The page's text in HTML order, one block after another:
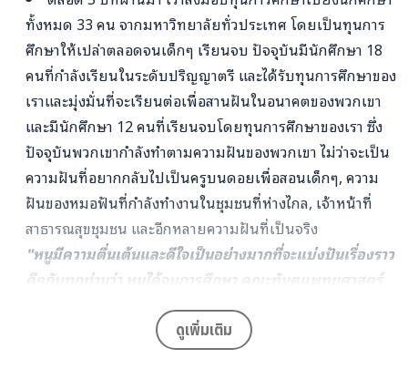
ทั้งหมด 33 คน จากมหาวิทยาลัยทั่วประเทศ โดยเป็นทุนการ
ศึกษาให้เปล่าตลอดจนเด็กๆ เรียนจบ ปัจจุบันมีนักศึกษา 18
คนที่กำลังเรียนในระดับปริญญาตรี และได้รับทุนการศึกษาของ
เราและมุ่งมั่นที่จะเรียนต่อเพื่อสานฝันในอนาคตของพวกเขา
และมีนักศึกษา 12 คนที่เรียนจบโดยทุนการศึกษาของเรา ซึ่ง
ปัจจุบันพวกเขากำลังทำตามความฝันของพวกเขา ไม่ว่าจะเป็น
ความฝันที่อยากกลับไปเป็นครูบนดอยเพื่อสอนเด็กๆ, ความ
ฝันของหมอฟันที่กำลังทำงานในชุมชนที่ห่างไกล, เจ้าหน้าที่
สาธารณสุขชุมชน และอีกหลายความฝันที่เป็นจริง
"หนูมีความตื่นเต้นและดีใจเป็นอย่างมากที่จะแบ่งปันเรื่องราว
ดีๆกับทุกท่านว่า หนูได้จบการศึกษา คณะทันตแพทยศาสตร์
สาขาทันตแพทยศาสตร์ จากมหาวิทยาลัยแม่ฟ้าหลวง และเข้า
บ้านใหม่ไชยพจน์
ช่วยเหลือของท่าน ผ่านโครงการ HOPE Scholarship ที่หยิบ
ดูเพิ่มเติม